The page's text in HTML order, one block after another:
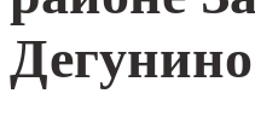
Дегунино